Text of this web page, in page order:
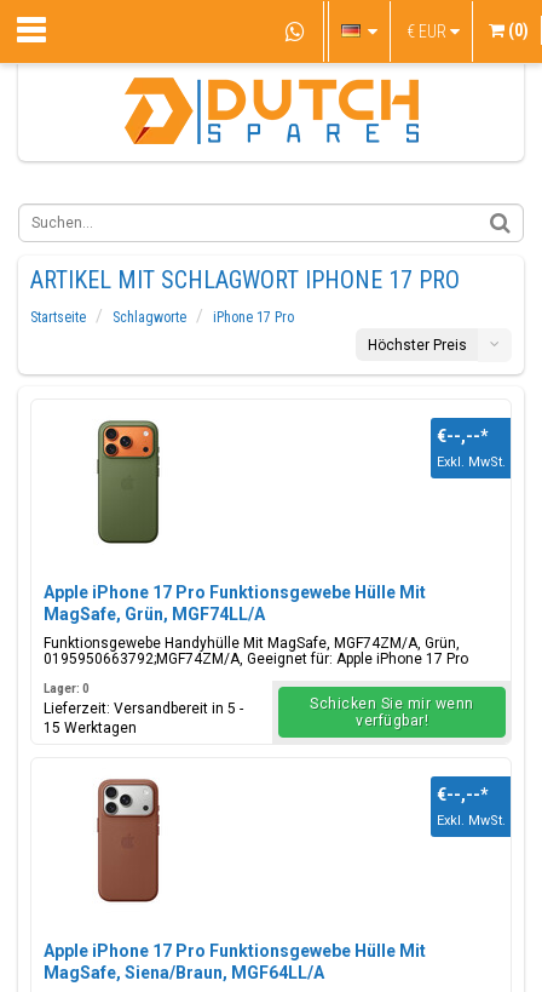
€ EUR (0)
ARTIKEL MIT SCHLAGWORT IPHONE 17 PRO
Startseite Schlagworte
iPhone 17 Pro
Höchster Preis
Apple iPhone 17 Pro Funktionsgewebe Hülle Mit
MagSafe, Grün, MGF74LL/A
Funktionsgewebe Handyhülle Mit MagSafe, MGF74ZM/A, Grün,
0195950663792;MGF74ZM/A, Geeignet für: Apple iPhone 17 Pro
€--,--*
Exkl. MwSt.
Lager: 0
Lieferzeit: Versandbereit in 5 -
15 Werktagen
Schicken Sie mir wenn
verfügbar!
Apple iPhone 17 Pro Funktionsgewebe Hülle Mit
MagSafe, Siena/Braun, MGF64LL/A
€--,--*
Exkl. MwSt.